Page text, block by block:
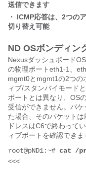
送信できます
・ ICMP応答は、2つの
切り替え可能
ND OSボンディン
Nexusダッシュボード
の物理ポートeth1-1、
mgmt0とmgmt1の2つの
ィブ/スタンバイモード
ポートとは異なり、OS
受信ができません。パ
た場合、そのパケット
ドレスはC6で終わって
ィブポートを確認できま
root@pND1:~# cat /
<<<